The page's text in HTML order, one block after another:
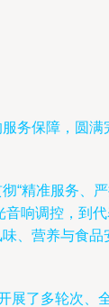
务保障，圆满
精准服务、严
响调控，到代
、营养与食品
展了多轮次、